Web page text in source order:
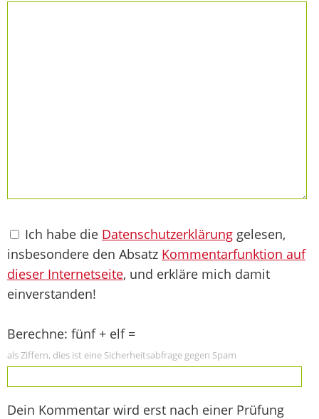
Ich habe die Datenschutzerklärung gelesen,
insbesondere den Absatz Kommentarfunktion auf
dieser Internetseite, und erkläre mich damit
einverstanden!
Berechne: fünf + elf =
als Ziffern, dies ist eine Sicherheitsabfrage gegen Spam
Dein Kommentar wird erst nach einer Prüfung